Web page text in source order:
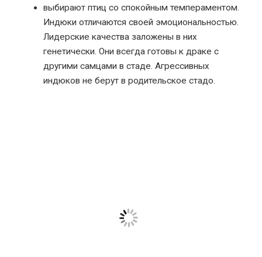
выбирают птиц со спокойным темпераментом.
Индюки отличаются своей эмоциональностью.
Лидерские качества заложены в них
генетически. Они всегда готовы к драке с
другими самцами в стаде. Агрессивных
индюков не берут в родительское стадо.